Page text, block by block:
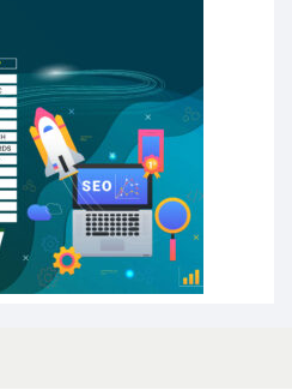
স্কলারশিপে যুক্তরাষ্ট্রে
প্রাণহানি
পরীক্ষা
প্রতিষ্ঠান